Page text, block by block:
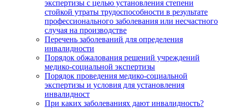
экспертизы с целью установления степени
стойкой утраты трудоспособности в результате
профессионального заболевания или несчастного
случая на производстве
Перечень заболеваний для определения
инвалидности
Порядок обжалования решений учреждений
медико-социальной экспертизы
Порядок проведения медико-социальной
экспертизы и условия для установления
инвалидност
При каких заболеваниях дают инвалидность?